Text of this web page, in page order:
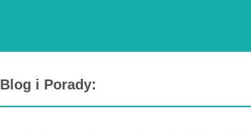
Blog i Porady: